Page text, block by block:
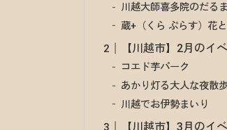
川越大師喜多院のだる
蔵+（くら ぷらす）花
【川越市】2月のイ
コエド芋パーク
あかり灯る大人な夜散
川越でお伊勢まいり
【川越市】3月のイ